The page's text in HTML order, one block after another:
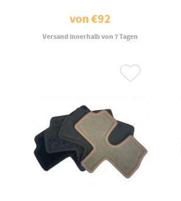
von€92
Versand innerhalb von 7 Tagen